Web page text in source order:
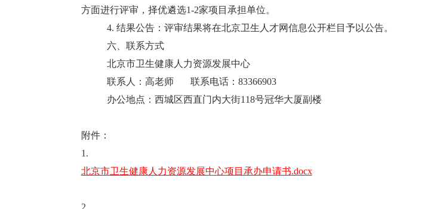
方面进行评审，择优遴选1-2家项目承担单位。
4. 结果公告：评审结果将在北京卫生人才网信息公开栏目予以公告。
六、 联系方式
北京市卫生健康人力资源发展中心
联系人：高老师
联系电话： 83366903
办公地点：西城区西直门内大街118号冠华大厦副楼
附件：
1.
北京市卫生健康人力资源发展中心项目承办申请书.docx
2.